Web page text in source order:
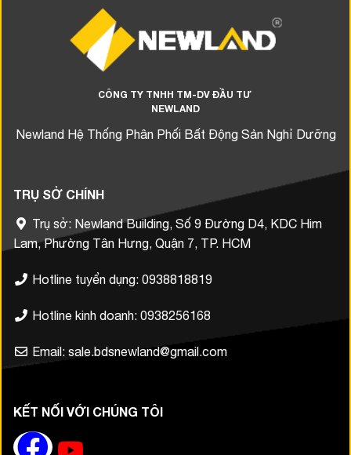
CÔNG TY TNHH TM-DV ĐẦU TƯ
NEWLAND
Newland Hệ Thống Phân Phối Bất Động Sản Nghỉ Dưỡng
TRỤ SỞ CHÍNH
Trụ sở: Newland Building, Số 9 Đường D4, KDC Him
Lam, Phường Tân Hưng, Quận 7, TP. HCM
Hotline tuyển dụng: 0938818819
Hotline kinh doanh: 0938256168
Email: sale.bdsnewland@gmail.com
KẾT NỐI VỚI CHÚNG TÔI